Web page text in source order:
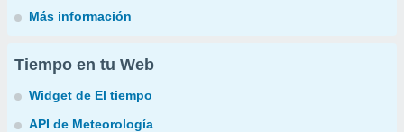
Más información
Tiempo en tu Web
Widget de El tiempo
API de Meteorología